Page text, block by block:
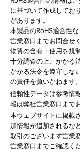
に基づいて作成してお
があります。
本製品のRoHS適合性
営業窓口までお問合せ
物質の含有・使用を規
十分調査の上、かかる
かかる法令を遵守しな
の責任を負いかねます。
信頼性データは参考情
報は弊社営業窓口まで
本ウェブサイトに掲載
加情報が追加されるな
取引のございます営業
営業窓口までご確認く